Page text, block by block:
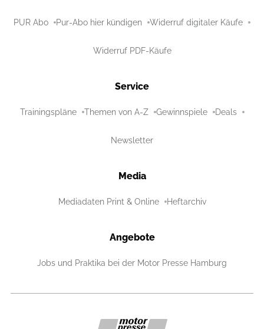
PUR Abo Pur-Abo hier kündigen Widerruf digitaler Käufe
Widerruf PDF-Käufe
Service
Trainingspläne Themen von A-Z Gewinnspiele Deals
Newsletter
Media
Mediadaten Print & Online Heftarchiv
Angebote
Jobs und Praktika bei der Motor Presse Hamburg